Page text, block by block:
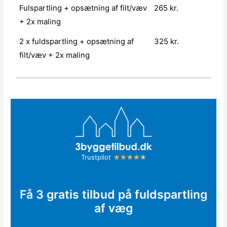
Fulspartling + opsætning af filt/væv
+ 2x maling
265 kr.
2 x fuldspartling + opsætning af
filt/væv + 2x maling
325 kr.
Trustpilot ★★★★★
e
Få 3 gratis tilbud på fuldspartling
af væg